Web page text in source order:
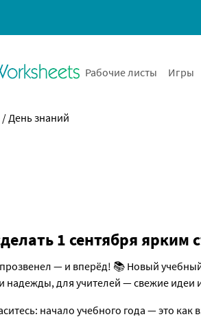
Рабочие листы Игры
/День знаний
1 сентября ярким
— и вперёд! 📚 Новый
надежды, для учителей — свежие идеи
начало учебного года — это